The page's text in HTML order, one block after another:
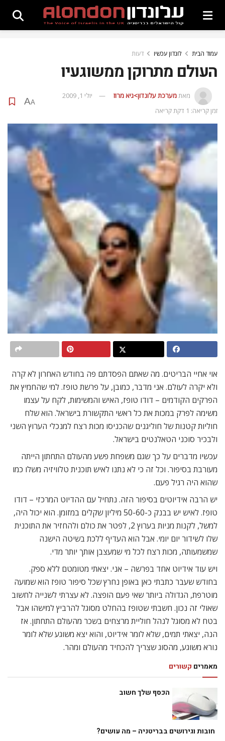
עמוד הבית לונדון עכשיו דעות
העולם מתרוקן ממשוגעיו
מאתמערכת עלונדון>גיא מרוז
יולי 1, 2009
זמן קריאה: 1 דקת קריאה
A
A
אוי אחיי הבריטים. מה שאתם הפסדתם פה בחודש האחרון לא קרה
ולא יקרה לעולם. אני מדבר, כמובן, על פרשת טופז. למי שהחמיץ את
הפרקים הקודמים – דודו טופז, האיש והמשימות, לקח על עצמו
משימה לפרק במכות את כל ראשי התקשורת בישראל. הוא שלח
חוליות קטנות של חוליגנים שהכניסו מכות רצח למנכלי הערוץ השני
ולבכיר סוכני הטאלנטים בישראל.
עכשיו מדברים על כך שגם משפחת פשע מהעולם התחתון הייתה
מעורבת בסיפור. וכל זה כי לא נתנו לאיש תוכנית טלוויזיה משלו כמו
שהוא היה רגיל פעם.
יש הרבה אידיוטים בסיפור הזה. נתחיל עם ההדיוט המרכזי – דודו
טופז. לאיש יש בבנק כ-50-60 מיליון שקלים במזומן. הוא יכול היה,
למשל, לקנות מניות בערוץ 2, לפטר את כולם ולהחזיר את התוכנית
שלו לשידור יום יומי. אבל הוא העדיף ללכת בשיטה הישנה
שמשמעותה, מכות רצח לכל מי שמעצבן אותך יותר מדי.
ויש עוד אידיוט אחד בפרשה – אני. יצאתי מטומטם ללא ספק.
בחודש שעבר כתבתי כאן באופן נחרץ שכל סיפור טופז הוא שמועה
מוטרפת, הגדולה ביותר שאי פעם הופצה. לא עצרתי לשנייה לחשוב
שאולי זה נכון. חשבתי שטופז בהחלט מסוגל להרביץ למישהו אבל
בטח לא מסוגל לנהל חוליית מרצחים בשכר מהעולם התחתון. אז
הנה, יצאתי תמים, שלא לומר אידיוט, והוא יצא משוגע שלא לומר
נורא משוגע, מהסוג שצריך להכחיד מהעולם ומהר.
מאמרים קשורים
הכסף שלך חשוב
חובות וגירושים בבריטניה – מה עושים?